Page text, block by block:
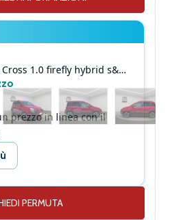
1.0 firefly hybrid s&s 70cv 5p
prezzo in linea con il
PERMUTA